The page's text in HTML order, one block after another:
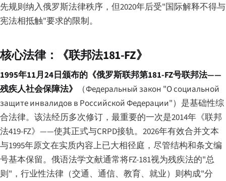
先规则纳入俄罗斯法律秩序，但2020年后受"国际解释不得与
宪法相抵触"要求的限制。
核心法律：《联邦法181-FZ》
1995年11月24日颁布的《俄罗斯联邦第181-FZ号联邦法——
残疾人社会保障法》
（Федеральный закон "О социальной
защите инвалидов в Российской Федерации"）是基础性综
合法律。该法经历多次修订，最重要的一次是2014年《联邦
法419-FZ》——使其正式与CRPD接轨。2026年有效合并文本
与1995年原文在实质内容上已大相径庭，尽管结构和条文编
号基本保留。俄语法学文献通常将FZ-181视为残疾法的"总
则"，行业性法律（交通、通信、教育、就业）则构成"分